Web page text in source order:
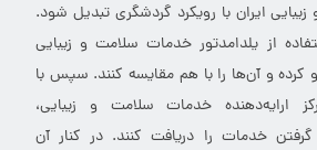
ایران با رویکرد گردشگری تبدیل شود.
از یلدامدتور خدمات سلامت و زیبایی
کرده و آن‌ها را با هم مقایسه کنند. سپس با
ارایه‌دهنده خدمات سلامت و زیبایی،
خدمات را دریافت کنند. در کنار آن